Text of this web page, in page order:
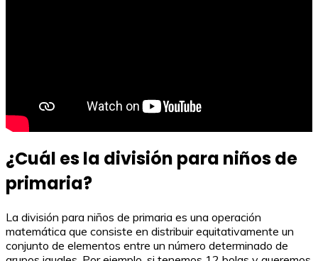
¿Cuál es la división para niños de
primaria?
La división para niños de primaria es una operación
matemática que consiste en distribuir equitativamente un
conjunto de elementos entre un número determinado de